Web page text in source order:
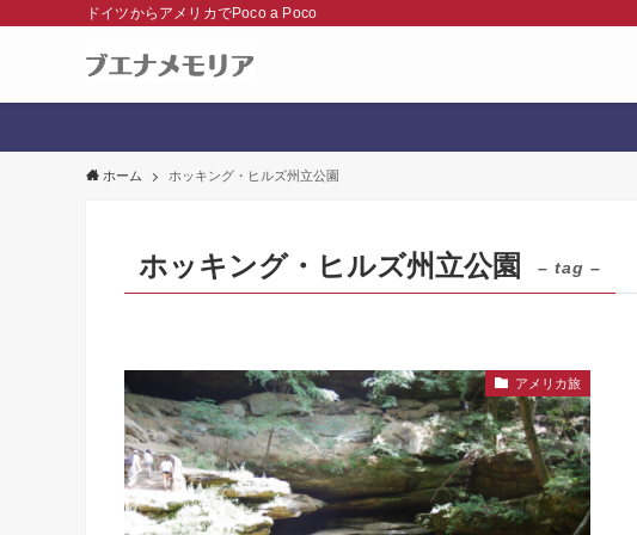
ドイツからアメリカでPoco a Poco
ホーム ホッキング・ヒルズ州立公園
ホッキング・ヒルズ州立公園 – tag –
アメリカ旅